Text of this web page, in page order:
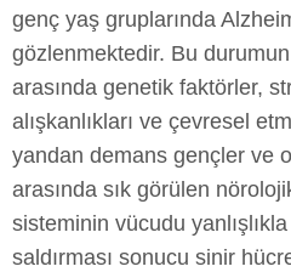
genç yaş gruplarında
gözlenmektedir. Bu
arasında genetik faktörler,
alışkanlıkları ve çevresel
yandan demans gençler ve
arasında sık görülen
sisteminin vücudu
saldırması sonucu sinir